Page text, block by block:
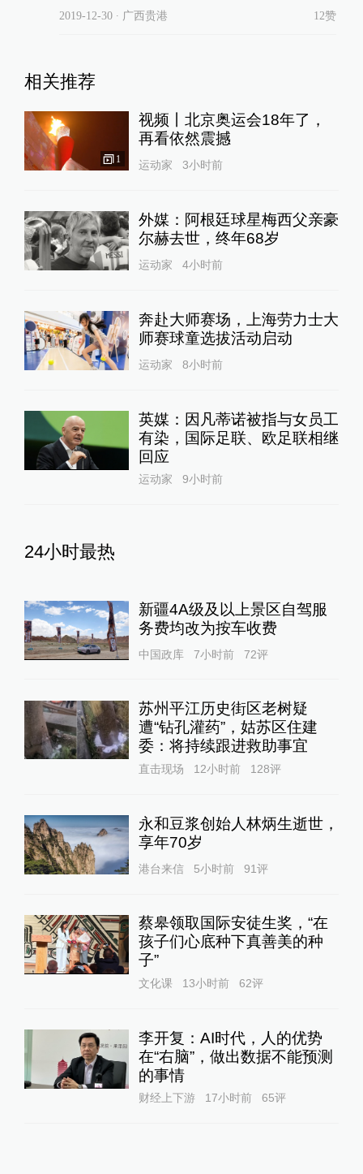
2019-12-30∙ 广西贵港 12赞
相关推荐
1
视频丨北京奥运会18年了，
再看依然震撼
运动家 3小时前
外媒：阿根廷球星梅西父亲豪
尔赫去世，终年68岁
运动家 4小时前
奔赴大师赛场，上海劳力士大
师赛球童选拔活动启动
运动家 8小时前
英媒：因凡蒂诺被指与女员工
有染，国际足联、欧足联相继
回应
运动家 9小时前
24小时最热
新疆4A级及以上景区自驾服
务费均改为按车收费
中国政库 7小时前 72评
苏州平江历史街区老树疑
遭“钻孔灌药”，姑苏区住建
委：将持续跟进救助事宜
直击现场 12小时前 128评
永和豆浆创始人林炳生逝世，
享年70岁
港台来信 5小时前 91评
蔡皋领取国际安徒生奖，“在
孩子们心底种下真善美的种
子”
文化课 13小时前 62评
李开复：AI时代，人的优势
在“右脑”，做出数据不能预测
的事情
财经上下游 17小时前 65评